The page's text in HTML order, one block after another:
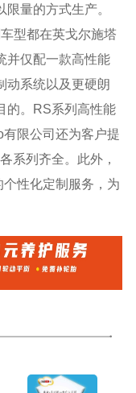
量的方式生产。
型都在英戈尔施塔
并仅配一款高性能
动系统以及更硬朗
的。RS系列高性能
限公司还为客户提
系列齐全。此外，
性化定制服务，为